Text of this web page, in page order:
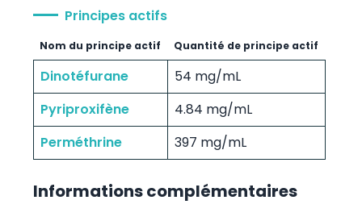
Principes actifs
Nom du principe actif Quantité de principe actif
Dinotéfurane
54 mg/mL
Pyriproxifène
4.84 mg/mL
Perméthrine
397 mg/mL
Informations complémentaires